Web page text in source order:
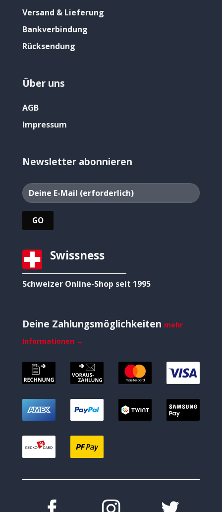
Versand & Lieferung
Bankverbindung
Rücksendung
Über uns
AGB
Impressum
Newsletter abonnieren
Swissness
Schweizer Online-Shop seit 1995
Deine Zahlungsmöglichkeiten mehr
Informationen →